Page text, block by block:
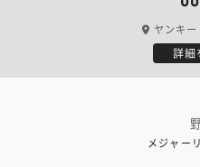
ヤンキ
詳細
メジャー